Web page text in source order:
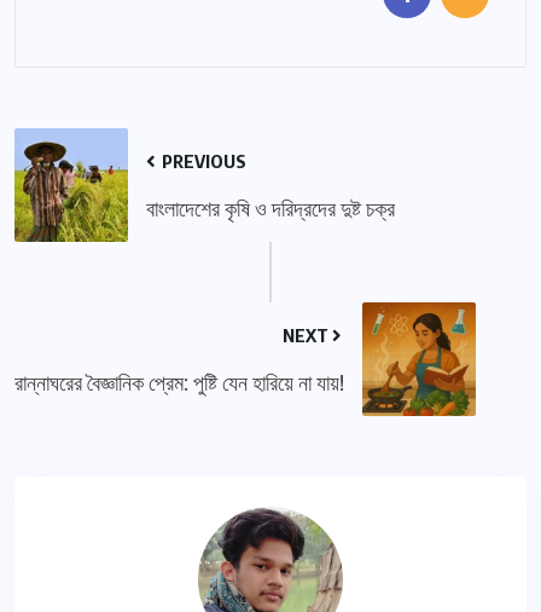
PREVIOUS
বাংলাদেশের কৃষি ও দরিদ্রদের দুষ্ট চক্র
NEXT
রান্নাঘরের বৈজ্ঞানিক প্রেম: পুষ্টি যেন হারিয়ে না যায়!